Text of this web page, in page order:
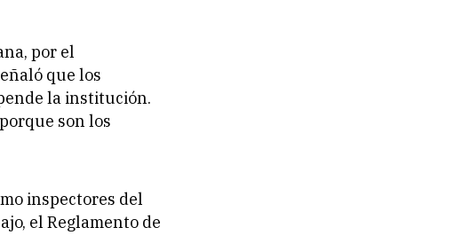
por el
que los
la institución.
son los
inspectores del
el Reglamento de